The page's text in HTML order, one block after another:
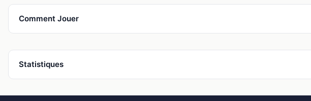
Comment Jouer
Statistiques